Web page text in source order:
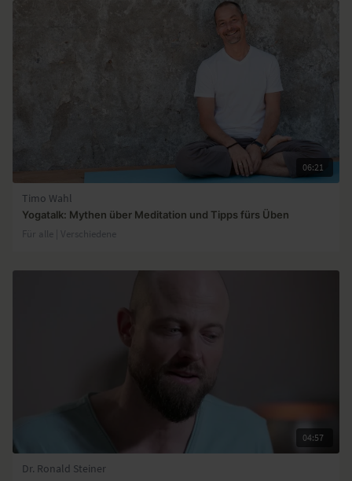
06:21
Timo Wahl
Yogatalk: Mythen über Meditation und Tipps fürs Üben
Für alle | Verschiedene
04:57
Dr. Ronald Steiner